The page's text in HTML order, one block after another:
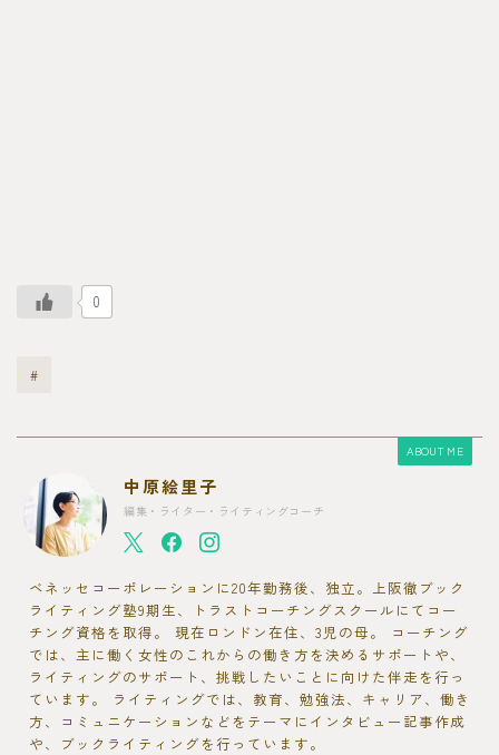
0
#
ABOUT ME
中原絵里子
編集・ライター・ライティングコーチ
ベネッセコーポレーションに20年勤務後、独立。上阪徹ブック
ライティング塾9期生、トラストコーチングスクールにてコー
チング資格を取得。 現在ロンドン在住、3児の母。 コーチング
では、主に働く女性のこれからの働き方を決めるサポートや、
ライティングのサポート、挑戦したいことに向けた伴走を行っ
ています。 ライティングでは、教育、勉強法、キャリア、働き
方、コミュニケーションなどをテーマにインタビュー記事作成
や、ブックライティングを行っています。